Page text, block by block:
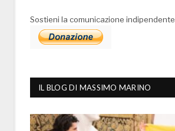
Sostieni la comunicazione indipendente
IL BLOG DI MASSIMO MARINO